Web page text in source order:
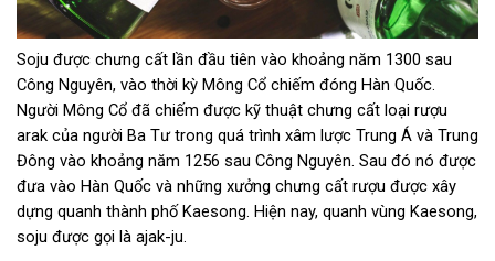
Soju được chưng cất lần đầu tiên vào khoảng năm 1300 sau
Công Nguyên, vào thời kỳ Mông Cổ chiếm đóng Hàn Quốc.
Người Mông Cổ đã chiếm được kỹ thuật chưng cất loại rượu
arak của người Ba Tư trong quá trình xâm lược Trung Á và Trung
Đông vào khoảng năm 1256 sau Công Nguyên. Sau đó nó được
đưa vào Hàn Quốc và những xưởng chưng cất rượu được xây
dựng quanh thành phố Kaesong. Hiện nay, quanh vùng Kaesong,
soju được gọi là ajak-ju.